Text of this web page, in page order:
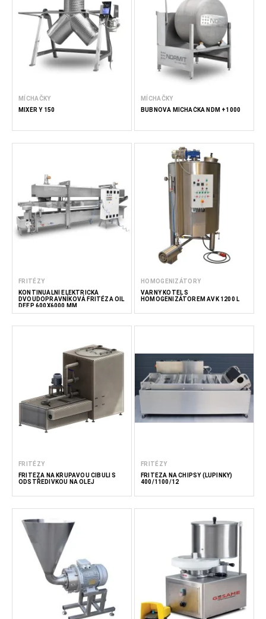
MÍCHAČKY
MIXÉR Y 150
MÍCHAČKY
BUBNOVÁ MÍCHAČKA NDM +1000
FRITÉZY
KONTINUÁLNÍ ELEKTRICKÁ
DVOUDOPRAVNÍKOVÁ FRITÉZA OIL
DEEP 600X6000 MM
HOMOGENIZÁTORY
VARNÝ KOTEL S
HOMOGENIZÁTOREM AVK 1200 L
FRITÉZY
FRITÉZA NA KŘUPAVOU CIBULI S
ODSTŘEDIVKOU NA OLEJ
FRITÉZY
FRITÉZA NA CHIPSY (LUPÍNKY)
400/1100/12